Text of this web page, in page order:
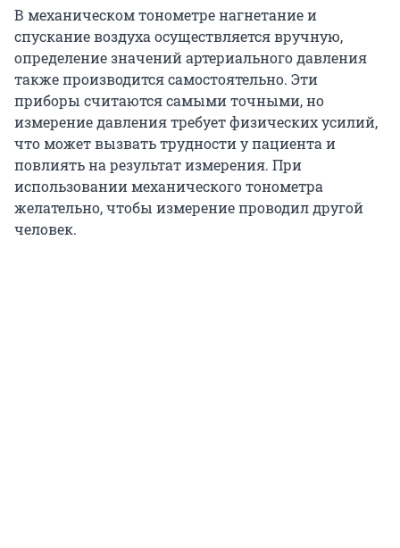
В механическом тонометре нагнетание и
спускание воздуха осуществляется вручную,
определение значений артериального давления
также производится самостоятельно. Эти
приборы считаются самыми точными, но
измерение давления требует физических усилий,
что может вызвать трудности у пациента и
повлиять на результат измерения. При
использовании механического тонометра
желательно, чтобы измерение проводил другой
человек.